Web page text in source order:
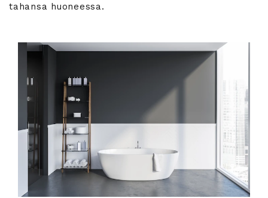
tahansa huoneessa.